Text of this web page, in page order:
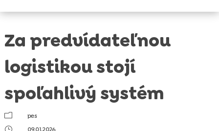
Za predvídateľnou
logistikou stojí
spoľahlivý systém
m
pes
}